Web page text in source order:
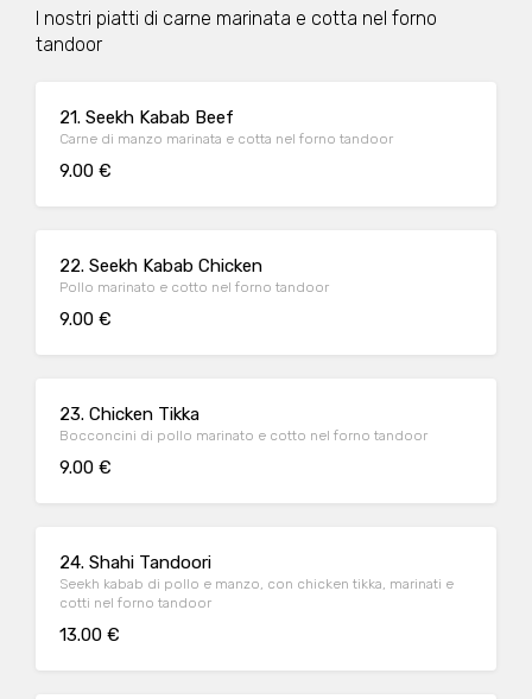
I nostri piatti di carne marinata e cotta nel forno
tandoor
21. Seekh Kabab Beef
Carne di manzo marinata e cotta nel forno tandoor
9.00 €
22. Seekh Kabab Chicken
Pollo marinato e cotto nel forno tandoor
9.00 €
23. Chicken Tikka
Bocconcini di pollo marinato e cotto nel forno tandoor
9.00 €
24. Shahi Tandoori
Seekh kabab di pollo e manzo, con chicken tikka, marinati e
cotti nel forno tandoor
13.00 €